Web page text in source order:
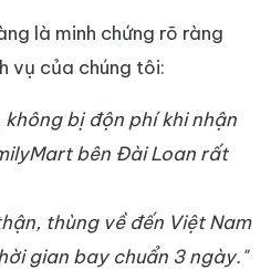
là minh chứng rõ ràng
vụ của chúng tôi:
không bị độn phí khi nhận
bên Đài Loan rất
thùng về đến Việt Nam
gian bay chuẩn 3 ngày."